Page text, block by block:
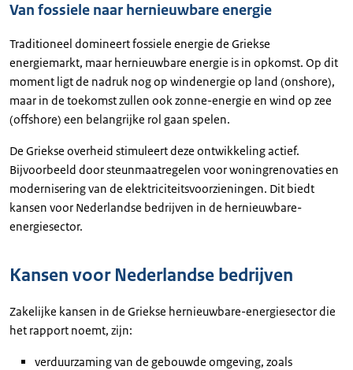
Van fossiele naar hernieuwbare energie
Traditioneel domineert fossiele energie de Griekse
energiemarkt, maar hernieuwbare energie is in opkomst. Op dit
moment ligt de nadruk nog op windenergie op land (onshore),
maar in de toekomst zullen ook zonne-energie en wind op zee
(offshore) een belangrijke rol gaan spelen.
De Griekse overheid stimuleert deze ontwikkeling actief.
Bijvoorbeeld door steunmaatregelen voor woningrenovaties en
modernisering van de elektriciteitsvoorzieningen. Dit biedt
kansen voor Nederlandse bedrijven in de hernieuwbare-
energiesector.
Kansen voor Nederlandse bedrijven
Zakelijke kansen in de Griekse hernieuwbare-energiesector die
het rapport noemt, zijn:
verduurzaming van de gebouwde omgeving, zoals